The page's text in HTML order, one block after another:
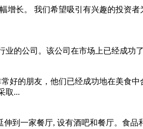
长。 我们希望吸引有兴趣的投资
的公司。该公司在市场上已经成
好的朋友，他们已经成功地在美食
取...
到一家餐厅, 设有酒吧和餐厅。食